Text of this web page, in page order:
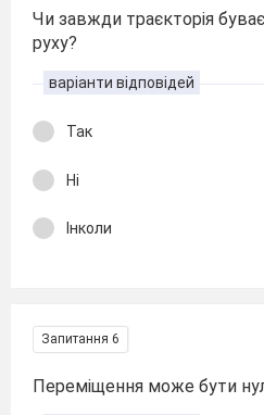
Чи завжди траєкторія
руху?
варіанти відповідей
Так
Ні
Інколи
Запитання 6
Переміщення може бути